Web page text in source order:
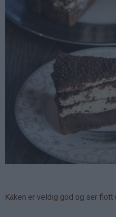
Kaken er veldig god og ser flott